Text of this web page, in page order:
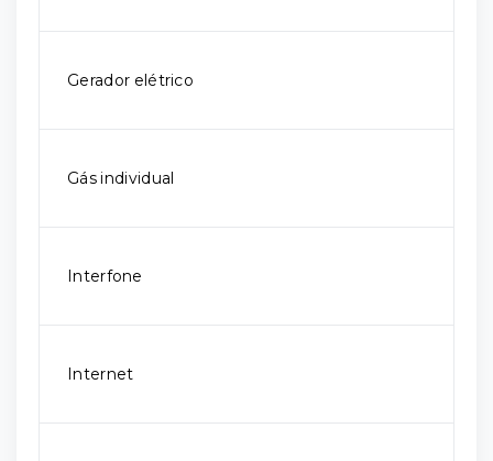
Gerador elétrico
Gás individual
Interfone
Internet